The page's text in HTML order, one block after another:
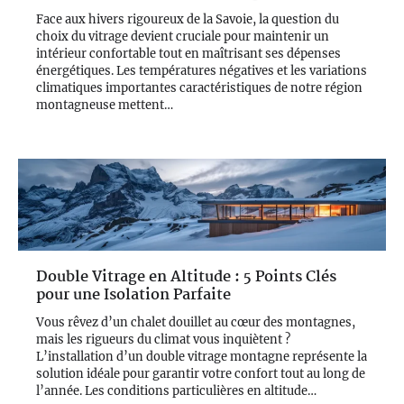
Face aux hivers rigoureux de la Savoie, la question du
choix du vitrage devient cruciale pour maintenir un
intérieur confortable tout en maîtrisant ses dépenses
énergétiques. Les températures négatives et les variations
climatiques importantes caractéristiques de notre région
montagneuse mettent…
Double Vitrage en Altitude : 5 Points Clés
pour une Isolation Parfaite
Vous rêvez d’un chalet douillet au cœur des montagnes,
mais les rigueurs du climat vous inquiètent ?
L’installation d’un double vitrage montagne représente la
solution idéale pour garantir votre confort tout au long de
l’année. Les conditions particulières en altitude…